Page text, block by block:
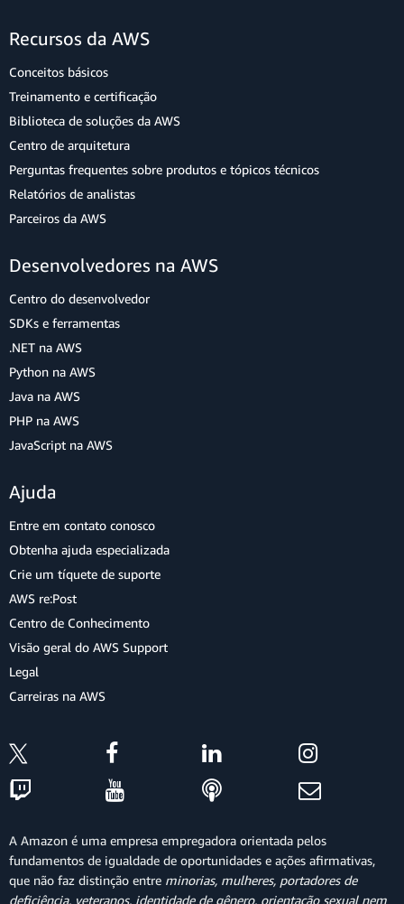
Recursos da AWS
Conceitos básicos
Treinamento e certificação
Biblioteca de soluções da AWS
Centro de arquitetura
Perguntas frequentes sobre produtos e tópicos técnicos
Relatórios de analistas
Parceiros da AWS
Desenvolvedores na AWS
Centro do desenvolvedor
SDKs e ferramentas
.NET na AWS
Python na AWS
Java na AWS
PHP na AWS
JavaScript na AWS
Ajuda
Entre em contato conosco
Obtenha ajuda especializada
Crie um tíquete de suporte
AWS re:Post
Centro de Conhecimento
Visão geral do AWS Support
Legal
Carreiras na AWS
A Amazon é uma empresa empregadora orientada pelos
fundamentos de igualdade de oportunidades e ações afirmativas,
que não faz distinção entre minorias, mulheres, portadores de
deficiência, veteranos, identidade de gênero, orientação sexual nem